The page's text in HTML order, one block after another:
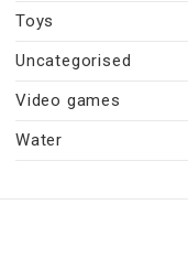
Toys
Uncategorised
Video games
Water